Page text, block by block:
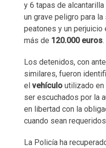
y 6 tapas de
un grave peligro para
peatones y un perjuicio
más de 120.000 euros.
Los detenidos, con
similares, fueron
el vehículo utilizado en
ser escuchados por la
en libertad con la
cuando sean
La Policía ha